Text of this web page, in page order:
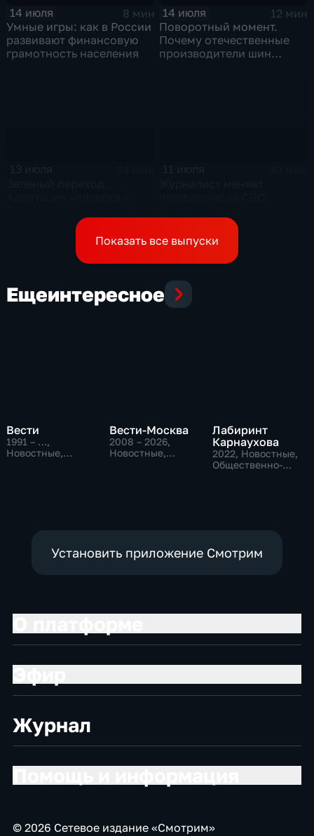
14 июля
8 мин
Умные игры: как в России
развивают финансовую
грамотность населения
14 июля
12 мин
Поворотный момент.
Почему отечественные
производители шин
подписавшего контракт
Показать все выпуски
Ещеинтересное
Вести
1991 – …,
Новостные,
Вести-Москва
2008 – 2026,
Новостные,
Лабиринт
Карнаухова
2022, Новостные,
Общественно-
Установить приложение Смотрим
Журнал
© 2026 Сетевое издание «Смотрим»